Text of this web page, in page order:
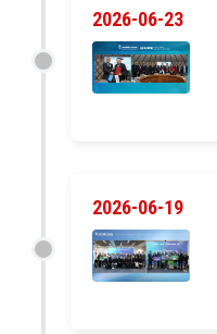
2026-06-23
2026-06-19